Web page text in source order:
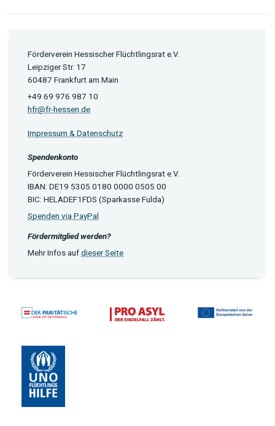
Förderverein Hessischer Flüchtlingsrat e.V.
Leipziger Str. 17
60487 Frankfurt am Main
+49 69 976 987 10
hfr@fr-hessen.de
Impressum & Datenschutz
Spendenkonto
Förderverein Hessischer Flüchtlingsrat e.V.
IBAN: DE19 5305 0180 0000 0505 00
BIC: HELADEF1FDS (Sparkasse Fulda)
Spenden via PayPal
Fördermitglied werden?
Mehr Infos aufdieser Seite